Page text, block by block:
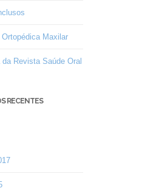
Ortopédica Maxilar
Revista Saúde Oral
RECENTES